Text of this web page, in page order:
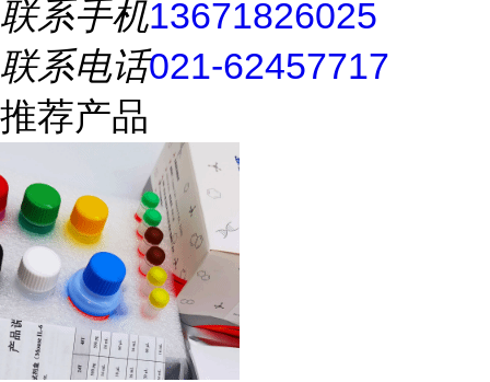
联系手机13671826025
联系电话021-62457717
推荐产品